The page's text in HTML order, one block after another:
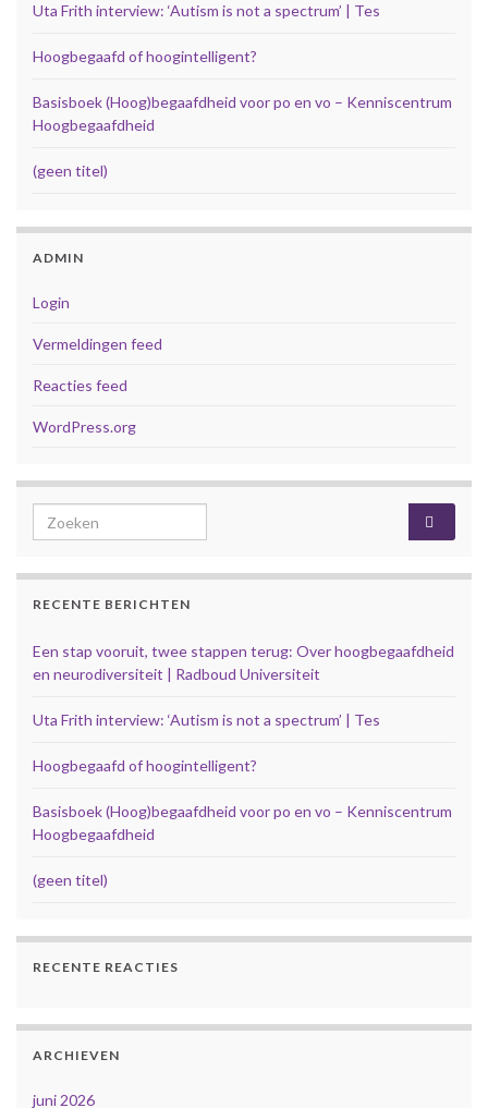
Uta Frith interview: ‘Autism is not a spectrum’ | Tes
Hoogbegaafd of hoogintelligent?
Basisboek (Hoog)begaafdheid voor po en vo – Kenniscentrum
Hoogbegaafdheid
(geen titel)
ADMIN
Login
Vermeldingen feed
Reacties feed
WordPress.org
Search for:
RECENTE BERICHTEN
Een stap vooruit, twee stappen terug: Over hoogbegaafdheid
en neurodiversiteit | Radboud Universiteit
Uta Frith interview: ‘Autism is not a spectrum’ | Tes
Hoogbegaafd of hoogintelligent?
Basisboek (Hoog)begaafdheid voor po en vo – Kenniscentrum
Hoogbegaafdheid
(geen titel)
RECENTE REACTIES
ARCHIEVEN
juni 2026